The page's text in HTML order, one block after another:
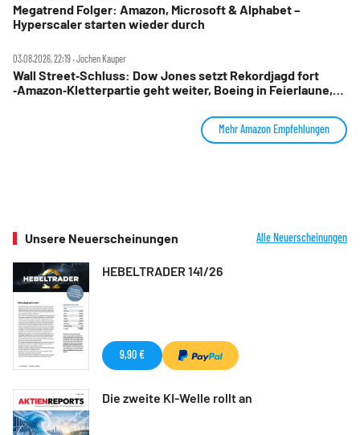
Megatrend Folger: Amazon, Microsoft & Alphabet –
Hyperscaler starten wieder durch
03.08.2026, 22:19 ‧ Jochen Kauper
Wall Street‑Schluss: Dow Jones setzt Rekordjagd fort
‑Amazon‑Kletterpartie geht weiter, Boeing in Feierlaune,
Mehr Amazon Empfehlungen
Unsere Neuerscheinungen Alle Neuerscheinungen
HEBELTRADER 141/26
9,90 €
Die zweite KI-Welle rollt an